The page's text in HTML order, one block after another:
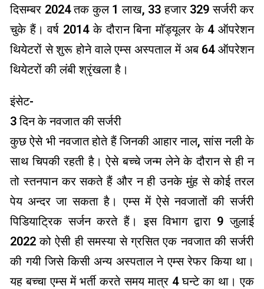
दिसम्बर 2024 तक कुल 1 लाख, 33 हजार 329 सर्जरी कर
चुके हैं। वर्ष 2014 के दौरान बिना माॅड्यूलर के 4 ऑपरेशन
थियेटरों से शुरू होने वाले एम्स अस्पताल में अब 64 ऑपरेशन
थियेटरों की लंबी श्रृंखला है।
इंसेट-
3 दिन के नवजात की सर्जरी
कुछ ऐसे भी नवजात होते हैं जिनकी आहार नाल, सांस नली के
साथ चिपकी रहती है। ऐसे बच्चे जन्म लेने के दौरान से ही न
तो स्तनपान कर सकते हैं और न ही उनके मुंह से कोई तरल
पेय अन्दर जा सकता है। एम्स में ऐसे नवजातों की सर्जरी
पिडियाट्रिक सर्जन करते हैं। इस विभाग द्वारा 9 जुलाई
2022 को ऐसी ही समस्या से ग्रसित एक नवजात की सर्जरी
की गयी जिसे किसी अन्य अस्पताल ने एम्स रेफर किया था।
यह बच्चा एम्स में भर्ती करते समय मात्र 4 घन्टे का था। एक